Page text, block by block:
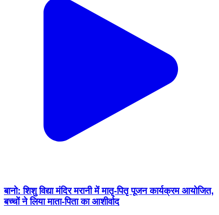
बानो: शिशु विद्या मंदिर मरानी में मातृ-पितृ पूजन कार्यक्रम आयोजित,
बच्चों ने लिया माता-पिता का आशीर्वाद